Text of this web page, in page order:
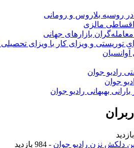
روسیه بلاروس و رومانی
اقساطی مالزی
بازارهای جهانی
توریستی و ویزای کار با ویزای تحصیلی
آوانسیان
رادیو جوان
جوان
بهبهانی رادیو جوان
دلکش نزن رادیو جوان - 984 بازدید